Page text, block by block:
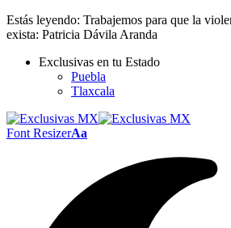
Estás leyendo: Trabajemos para que la
exista: Patricia Dávila Aranda
Exclusivas en tu Estado
Puebla
Tlaxcala
Font ResizerAa